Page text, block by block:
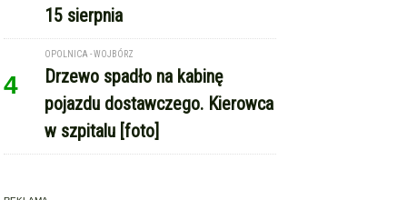
15 sierpnia
4
OPOLNICA - WOJBÓRZ
Drzewo spadło na kabinę
pojazdu dostawczego. Kierowca
w szpitalu [foto]